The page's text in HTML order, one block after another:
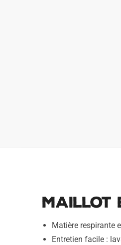
Maillot
Matière respirante
Entretien facile :